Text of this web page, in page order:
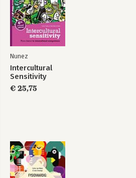
Nunez
Intercultural
Sensitivity
€ 25,75